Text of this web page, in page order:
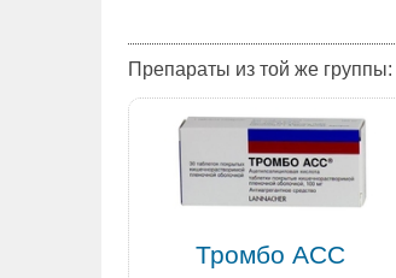
Препараты из той же группы:
Тромбо АСС